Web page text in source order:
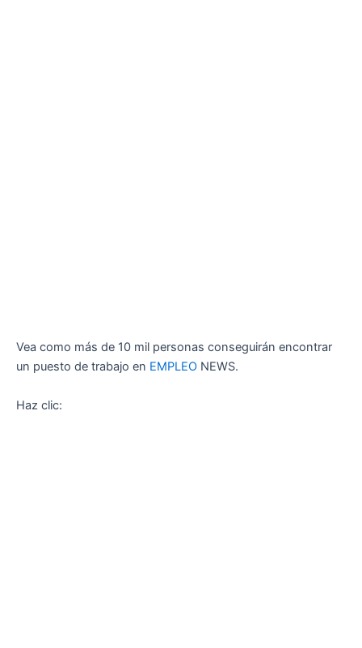
Vea como más de 10 mil personas conseguirán encontrar
un puesto de trabajo en EMPLEO NEWS.
Haz clic: